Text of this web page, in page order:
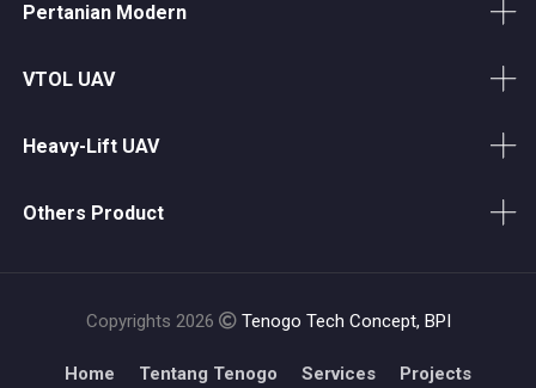
Pertanian Modern
VTOL UAV
Heavy-Lift UAV
Others Product
Copyrights 2026 Tenogo Tech Concept, BPI
Home Tentang Tenogo Services Projects